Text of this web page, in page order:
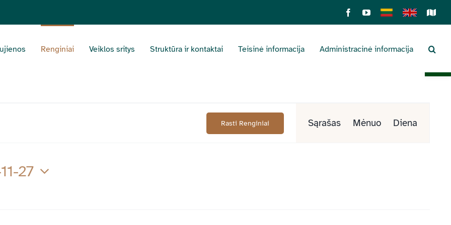
FacebookYouTube
Lietuviškai
English
Renginiai Veiklos sritys Struktūra ir kontaktai Teisinė informacija Administracinė informacija
Rasti Renginiai
Views
Sąrašas Mėnuo Diena
27